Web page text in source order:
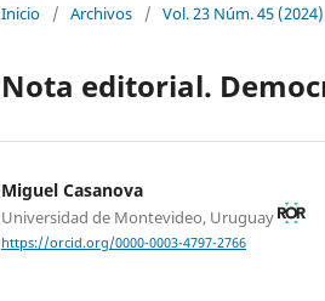
Inicio / Archivos / Vol. 23 Núm. 45 (2024)
Nota editorial.
Miguel Casanova
Universidad de Montevideo, Uruguay
https://orcid.org/0000-0003-4797-2766